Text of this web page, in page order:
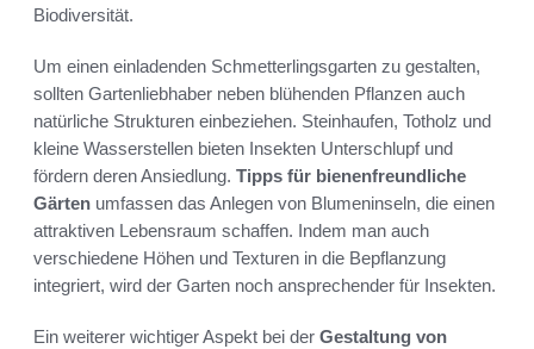
Biodiversität.
Um einen einladenden Schmetterlingsgarten zu gestalten,
sollten Gartenliebhaber neben blühenden Pflanzen auch
natürliche Strukturen einbeziehen. Steinhaufen, Totholz und
kleine Wasserstellen bieten Insekten Unterschlupf und
fördern deren Ansiedlung. Tipps für bienenfreundliche
Gärten umfassen das Anlegen von Blumeninseln, die einen
attraktiven Lebensraum schaffen. Indem man auch
verschiedene Höhen und Texturen in die Bepflanzung
integriert, wird der Garten noch ansprechender für Insekten.
Ein weiterer wichtiger Aspekt bei der Gestaltung von